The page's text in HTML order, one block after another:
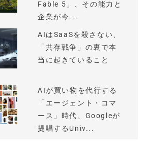
Fable 5」、その能力と
企業が今...
AIはSaaSを殺さない、
「共存戦争」の裏で本
当に起きていること
AIが買い物を代行する
「エージェント・コマ
ース」時代、Googleが
提唱するUniv...